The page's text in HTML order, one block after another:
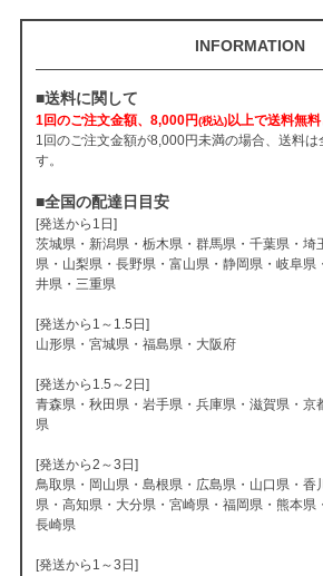
INFORMATION
■送料に関して
1回のご注文金額、8,000円(税込)以上で送料無料
1回のご注文金額が8,000円未満の場合、送料は
す。
■全国の配達日目安
[発送から1日]
茨城県・新潟県・栃木県・群馬県・千葉県・埼
県・山梨県・長野県・富山県・静岡県・岐阜県
井県・三重県
[発送から1～1.5日]
山形県・宮城県・福島県・大阪府
[発送から1.5～2日]
青森県・秋田県・岩手県・兵庫県・滋賀県・京
県
[発送から2～3日]
鳥取県・岡山県・島根県・広島県・山口県・香
県・高知県・大分県・宮崎県・福岡県・熊本県
長崎県
[発送から1～3日]